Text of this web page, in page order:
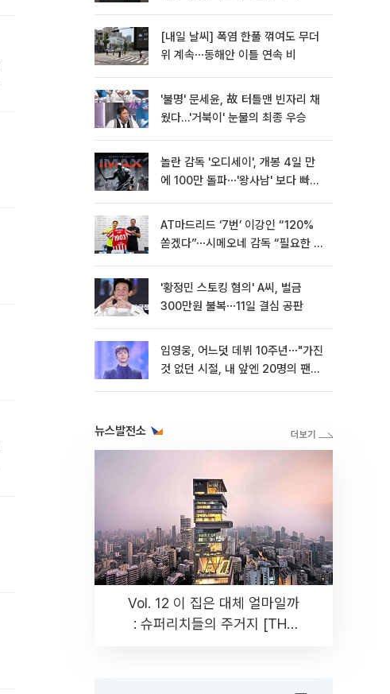
[내일 날씨] 폭염 한풀 꺾여도 무더
위 계속⋯동해안 이틀 연속 비
'불명' 문세윤, 故 터틀맨 빈자리 채
웠다…'거북이' 눈물의 최종 우승
놀란 감독 '오디세이', 개봉 4일 만
에 100만 돌파⋯'왕사남' 보다 빠르
AT마드리드 ‘7번’ 이강인 “120%
쏟겠다”⋯시메오네 감독 “필요한 선
'황정민 스토킹 혐의' A씨, 벌금
300만원 불복⋯11일 결심 공판
임영웅, 어느덧 데뷔 10주년⋯"가진
것 없던 시절, 내 앞엔 20명의 팬
뉴스발전소
Vol. 12 이 집은 대체 얼마일까
: 슈퍼리치들의 주거지 [THE